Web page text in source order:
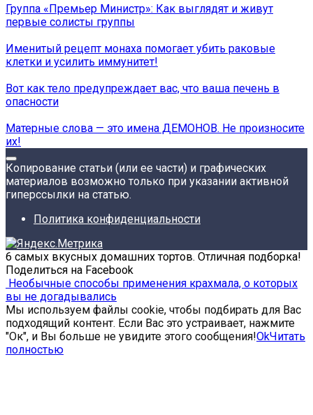
Группа «Премьер Министр»: Как выглядят и живут
первые солисты группы
Именитый рецепт монаха помогает убить раковые
клетки и усилить иммунитет!
Вот как тело предупреждает вас, что ваша печень в
опасности
Матерные слова — это имена ДЕМОНОВ. Не произносите
их!
Копирование статьи (или ее части) и графических
материалов возможно только при указании активной
гиперссылки на статью.
Политика конфиденциальности
6 самых вкусных домашних тортов. Отличная подборка!
Поделиться на Facebook
Необычные способы применения крахмала, о которых
вы не догадывались
Мы используем файлы cookie, чтобы подбирать для Вас
подходящий контент. Если Вас это устраивает, нажмите
"Ок", и Вы больше не увидите этого сообщения!OkЧитать
полностью